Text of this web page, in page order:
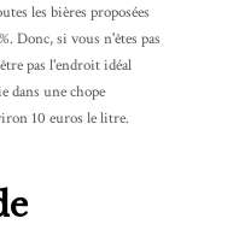
les bières proposées
Donc, si vous n'êtes pas
pas l'endroit idéal
dans une chope
10 euros le litre.